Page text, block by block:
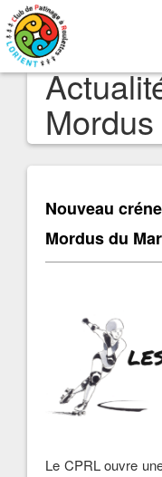
Nouveau
Mordus du
Le CPRL ouvre